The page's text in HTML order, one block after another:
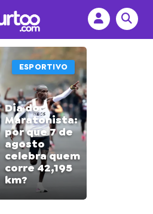
ESPORTIVO
Dia do
Maratonista:
por que 7 de
agosto
celebra quem
corre 42,195
km?